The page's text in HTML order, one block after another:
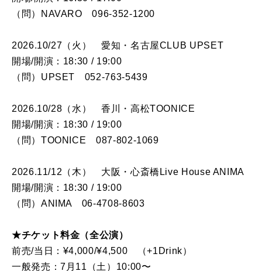
（問）NAVARO 096-352-1200
2026.10/27（火） 愛知・名古屋CLUB UPSET
開場/開演：18:30 / 19:00
（問）UPSET 052-763-5439
2026.10/28（水） 香川・高松TOONICE
開場/開演：18:30 / 19:00
（問）TOONICE 087-802-1069
2026.11/12（木） 大阪・心斎橋Live House ANIMA
開場/開演：18:30 / 19:00
（問）ANIMA 06-4708-8603
★チケット料金（全公演）
前売/当日：¥4,000/¥4,500 （+1Drink）
一般発売：7月11（土）10:00〜